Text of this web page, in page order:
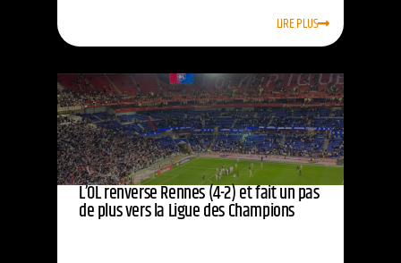
LIRE PLUS
L’OL renverse Rennes (4-2) et fait un pas
de plus vers la Ligue des Champions